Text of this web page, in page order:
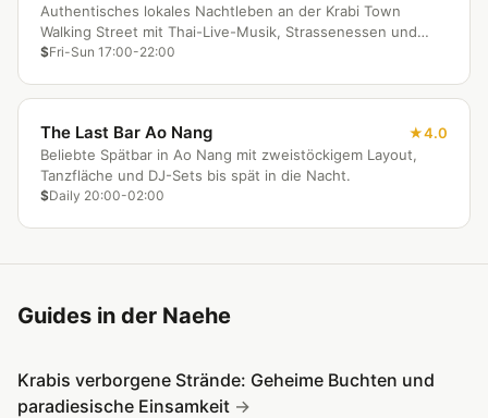
Authentisches lokales Nachtleben an der Krabi Town
Walking Street mit Thai-Live-Musik, Strassenessen und
lokaler Atmosphäre.
$Fri-Sun 17:00-22:00
The Last Bar Ao Nang
4.0
Beliebte Spätbar in Ao Nang mit zweistöckigem Layout,
Tanzfläche und DJ-Sets bis spät in die Nacht.
$Daily 20:00-02:00
Guides in der Naehe
Krabis verborgene Strände: Geheime Buchten und
paradiesische Einsamkeit